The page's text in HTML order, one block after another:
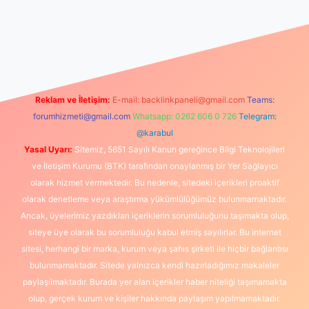
Reklam ve İletişim: E-mail: backlinkpaneli@gmail.com Teams:
forumhizmeti@gmail.com Whatsapp: 0262 606 0 726 Telegram:
@karabul
Yasal Uyarı: Sitemiz, 5651 Sayılı Kanun gereğince Bilgi Teknolojileri
ve İletişim Kurumu (BTK) tarafından onaylanmış bir Yer Sağlayıcı
olarak hizmet vermektedir. Bu nedenle, sitedeki içerikleri proaktif
olarak denetleme veya araştırma yükümlülüğümüz bulunmamaktadır.
Ancak, üyelerimiz yazdıkları içeriklerin sorumluluğunu taşımakta olup,
siteye üye olarak bu sorumluluğu kabul etmiş sayılırlar. Bu internet
sitesi, herhangi bir marka, kurum veya şahıs şirketi ile hiçbir bağlantısı
bulunmamaktadır. Sitede yalnızca kendi hazırladığımız makaleler
paylaşılmaktadır. Burada yer alan içerikler haber niteliği taşımamakta
olup, gerçek kurum ve kişiler hakkında paylaşım yapılmamaktadır.